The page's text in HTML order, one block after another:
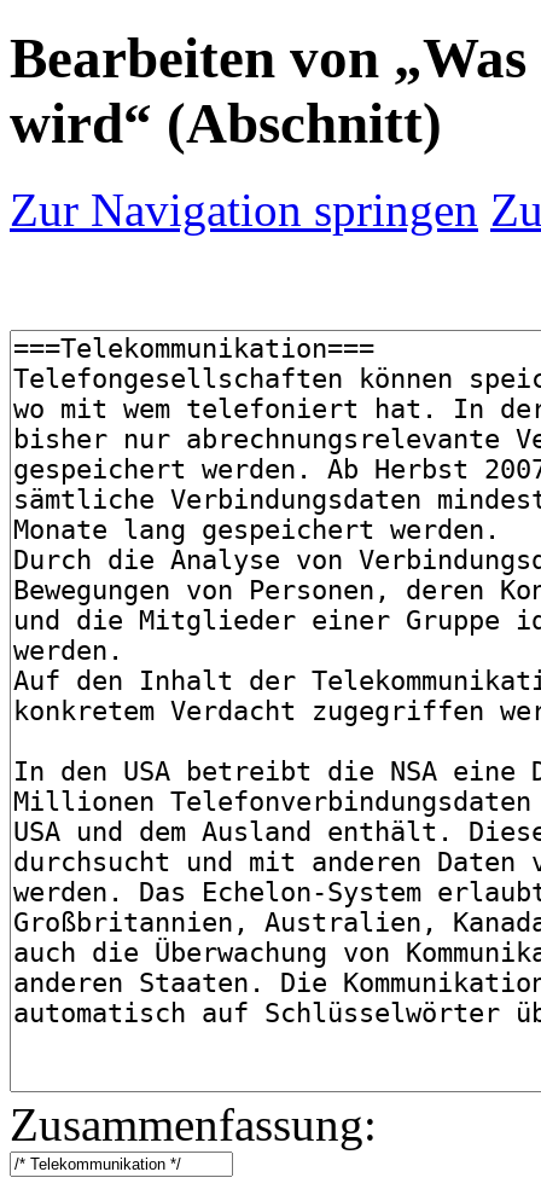
Bearbeiten von
wird“ (Abschnitt)
Zur Navigation springen
Zusammenfassung: